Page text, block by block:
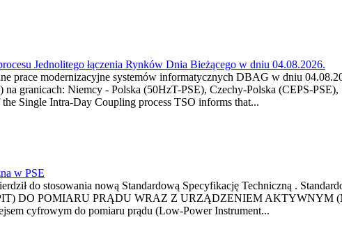
Jednolitego łączenia Rynków Dnia Bieżącego w dniu 04.08.2026.
prace modernizacyjne systemów informatycznych DBAG w dniu
granicach: Niemcy - Polska (50HzT-PSE), Czechy-Polska (CEPS-
Single Intra-Day Coupling process TSO informs that...
w PSE
do stosowania nową Standardową Specyfikację Techniczną .
DO POMIARU PRĄDU WRAZ Z URZĄDZENIEM AKTYWNYM
cyfrowym do pomiaru prądu (Low-Power Instrument...